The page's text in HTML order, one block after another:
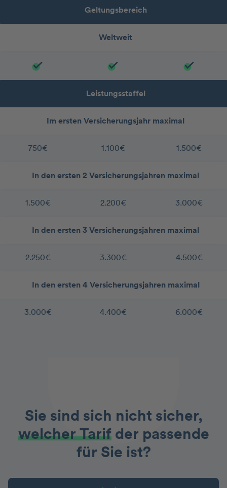
Geltungsbereich
Weltweit
Leistungsstaffel
Im ersten Versicherungsjahr maximal
750€ 1.100€ 1.500€
In den ersten 2 Versicherungsjahren maximal
1.500€ 2.200€ 3.000€
In den ersten 3 Versicherungsjahren maximal
2.250€ 3.300€ 4.500€
In den ersten 4 Versicherungsjahren maximal
3.000€ 4.400€ 6.000€
Sie sind sich nicht sicher,
welcher Tarifder passende
für Sie ist?